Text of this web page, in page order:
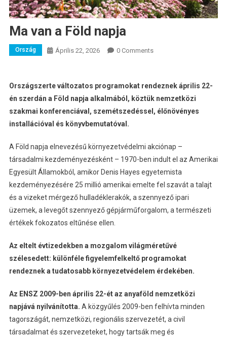
Ma van a Föld napja
Ország Április 22, 2026 0 Comments
Országszerte változatos programokat rendeznek április 22-
én szerdán a Föld napja alkalmából, köztük nemzetközi
szakmai konferenciával, szemétszedéssel, élőnövényes
installációval és könyvbemutatóval.
A Föld napja elnevezésű környezetvédelmi akciónap –
társadalmi kezdeményezésként – 1970-ben indult el az Amerikai
Egyesült Államokból, amikor Denis Hayes egyetemista
kezdeményezésére 25 millió amerikai emelte fel szavát a talajt
és a vizeket mérgező hulladéklerakók, a szennyező ipari
üzemek, a levegőt szennyező gépjárműforgalom, a természeti
értékek fokozatos eltűnése ellen.
Az eltelt évtizedekben a mozgalom világméretűvé
szélesedett: különféle figyelemfelkeltő programokat
rendeznek a tudatosabb környezetvédelem érdekében.
Az ENSZ 2009-ben április 22-ét az anyaföld nemzetközi
napjává nyilvánította. A közgyűlés 2009-ben felhívta minden
tagországát, nemzetközi, regionális szervezetét, a civil
társadalmat és szervezeteket, hogy tartsák meg és